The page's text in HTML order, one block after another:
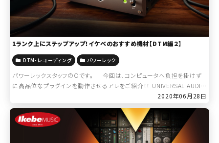
1ランク上にステップアップ！イケベのおすすめ機材【DTM編２】
DTM・レコーディング パワーレック
パワーレックスタッフのOです。 今回は、コンピュータへ負担を掛けず
に高品位なプラグインを動作させるアレをご紹介！！ UNIVERSAL AUDIO
2020年06月28日